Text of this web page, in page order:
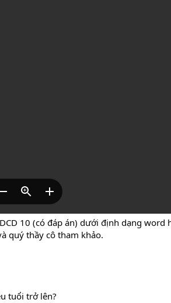
10 (có đáp án) dưới định dạng word
quý thầy cô tham khảo.
tuổi trở lên?